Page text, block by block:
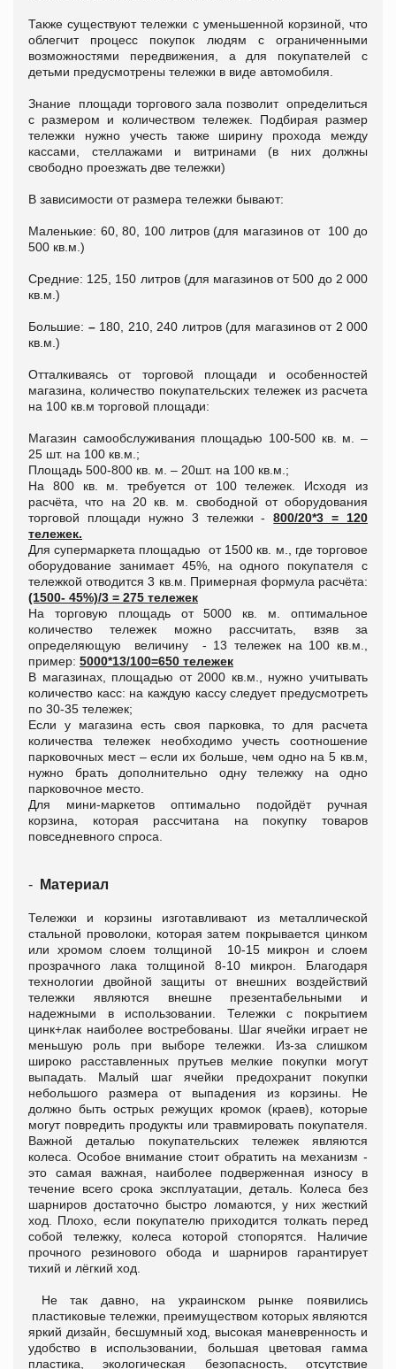
Также существуют тележки с уменьшенной корзиной, что
облегчит процесс покупок людям с ограниченными
возможностями передвижения, а для покупателей с
детьми предусмотрены тележки в виде автомобиля.
Знание площади торгового зала позволит определиться
с размером и количеством тележек. Подбирая размер
тележки нужно учесть также ширину прохода между
кассами, стеллажами и витринами (в них должны
свободно проезжать две тележки)
В зависимости от размера тележки бывают:
Маленькие: 60, 80, 100 литров (для магазинов от 100 до
500 кв.м.)
Средние: 125, 150 литров (для магазинов от 500 до 2 000
кв.м.)
Большие: –180, 210, 240 литров (для магазинов от 2 000
кв.м.)
Отталкиваясь от торговой площади и особенностей
магазина, количество покупательских тележек из расчета
на 100 кв.м торговой площади:
Магазин самообслуживания площадью 100-500 кв. м. –
25 шт. на 100 кв.м.;
Площадь 500-800 кв. м. – 20шт. на 100 кв.м.;
На 800 кв. м. требуется от 100 тележек. Исходя из
расчёта, что на 20 кв. м. свободной от оборудования
торговой площади нужно 3 тележки -800/20*3 = 120
тележек.
Для супермаркета площадью от 1500 кв. м., где торговое
оборудование занимает 45%, на одного покупателя с
тележкой отводится 3 кв.м. Примерная формула расчёта:
(1500- 45%)/3 = 275 тележек
На торговую площадь от 5000 кв. м. оптимальное
количество тележек можно рассчитать, взяв за
определяющую величину - 13 тележек на 100 кв.м.,
пример: 5000*13/100=650 тележек
В магазинах, площадью от 2000 кв.м., нужно учитывать
количество касс: на каждую кассу следует предусмотреть
по 30-35 тележек;
Если у магазина есть своя парковка, то для расчета
количества тележек необходимо учесть соотношение
парковочных мест – если их больше, чем одно на 5 кв.м,
нужно брать дополнительно одну тележку на одно
парковочное место.
Для мини-маркетов оптимально подойдёт ручная
корзина, которая рассчитана на покупку товаров
повседневного спроса.
- Материал
Тележки и корзины изготавливают из металлической
стальной проволоки, которая затем покрывается цинком
или хромом слоем толщиной 10-15 микрон и слоем
прозрачного лака толщиной 8-10 микрон. Благодаря
технологии двойной защиты от внешних воздействий
тележки являются внешне презентабельными и
надежными в использовании. Тележки с покрытием
цинк+лак наиболее востребованы. Шаг ячейки играет не
меньшую роль при выборе тележки. Из-за слишком
широко расставленных прутьев мелкие покупки могут
выпадать. Малый шаг ячейки предохранит покупки
небольшого размера от выпадения из корзины. Не
должно быть острых режущих кромок (краев), которые
могут повредить продукты или травмировать покупателя.
Важной деталью покупательских тележек являются
колеса. Особое внимание стоит обратить на механизм -
это самая важная, наиболее подверженная износу в
течение всего срока эксплуатации, деталь. Колеса без
шарниров достаточно быстро ломаются, у них жесткий
ход. Плохо, если покупателю приходится толкать перед
собой тележку, колеса которой стопорятся. Наличие
прочного резинового обода и шарниров гарантирует
тихий и лёгкий ход.
Не так давно, на украинском рынке появились
пластиковые тележки, преимуществом которых являются
яркий дизайн, бесшумный ход, высокая маневренность и
удобство в использовании, большая цветовая гамма
пластика, экологическая безопасность, отсутствие